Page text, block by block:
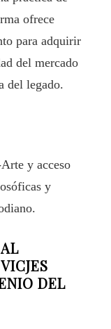
ofrece
para adquirir
del mercado
del legado.
y acceso
y
DEL